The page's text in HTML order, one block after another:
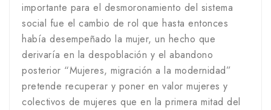
importante para el desmoronamiento del sistema
social fue el cambio de rol que hasta entonces
había desempeñado la mujer, un hecho que
derivaría en la despoblación y el abandono
posterior “Mujeres, migración a la modernidad”
pretende recuperar y poner en valor mujeres y
colectivos de mujeres que en la primera mitad del